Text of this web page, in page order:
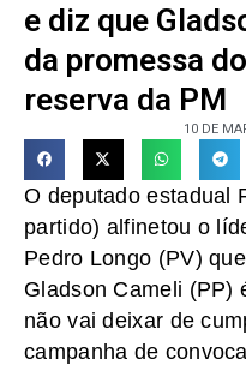
e diz que
da promessa
reserva da PM
10 DE
O deputado estadual
partido) alfinetou o
Pedro Longo (PV)
Gladson Cameli (PP)
não vai deixar de
campanha de